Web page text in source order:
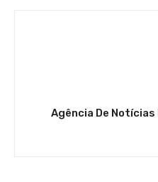
Agência De Notícias